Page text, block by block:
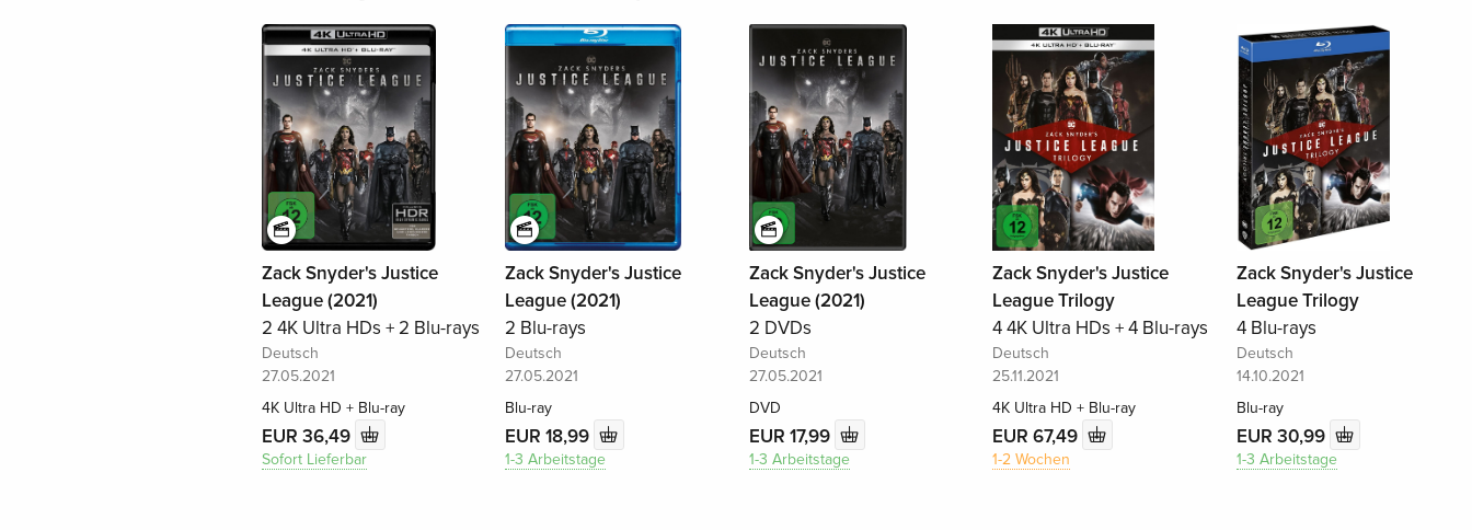
Zack Snyder's Justice
League (2021)
2 4K Ultra HDs + 2 Blu-rays
Deutsch
27.05.2021
4K Ultra HD + Blu-ray
EUR 36,49
Sofort Lieferbar
Zack Snyder's Justice
League (2021)
2 Blu-rays
Deutsch
27.05.2021
Blu-ray
EUR 18,99
1-3 Arbeitstage
Zack Snyder's Justice
League (2021)
2 DVDs
Deutsch
27.05.2021
DVD
EUR 17,99
1-3 Arbeitstage
Zack Snyder's Justice
League Trilogy
4 4K Ultra HDs + 4 Blu-rays
Deutsch
25.11.2021
4K Ultra HD + Blu-ray
EUR 67,49
1-2 Wochen
Zack Snyder's Justice
League Trilogy
4 Blu-rays
Deutsch
14.10.2021
Blu-ray
EUR 30,99
1-3 Arbeitstage